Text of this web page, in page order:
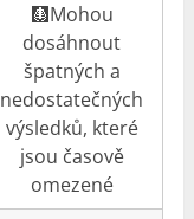
🩻Mohou
dosáhnout
špatných a
nedostatečných
výsledků, které
jsou časově
omezené